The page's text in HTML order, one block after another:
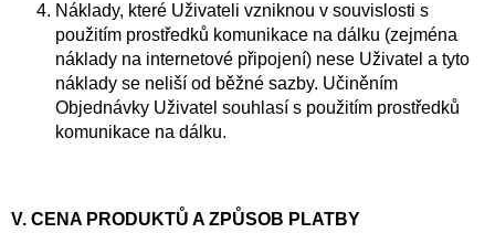
Náklady, které Uživateli vzniknou v souvislosti s
použitím prostředků komunikace na dálku (zejména
náklady na internetové připojení) nese Uživatel a tyto
náklady se neliší od běžné sazby. Učiněním
Objednávky Uživatel souhlasí s použitím prostředků
komunikace na dálku.
V. CENA PRODUKTŮ A ZPŮSOB PLATBY